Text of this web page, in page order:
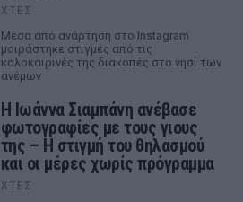
ΧΤΕΣ
Μέσα από ανάρτηση στο Instagram
μοιράστηκε στιγμές από τις
καλοκαιρινές της διακοπές στο νησί των
ανέμων
H Ιωάννα Σιαμπάνη ανέβασε
φωτογραφίες με τους γιους
της – Η στιγμή του θηλασμού
και οι μέρες χωρίς πρόγραμμα
ΧΤΕΣ